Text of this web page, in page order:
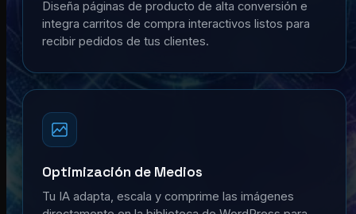
Diseña páginas de producto de alta conversión e
integra carritos de compra interactivos listos para
recibir pedidos de tus clientes.
Optimización de Medios
Tu IA adapta, escala y comprime las imágenes